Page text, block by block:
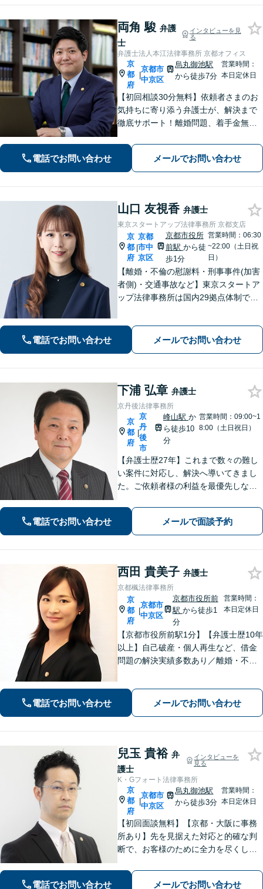
両角 駿 弁護
士
インタビューを見
る
弁護士法人本江法律事務所 京都オフィス
京
都
府
|
京都市
中京区
烏丸御池駅
から徒歩7分
営業時間：
本日定休日
【初回相談30分無料】依頼者さまのお
気持ちに寄り添う弁護士が、解決まで
徹底サポート！離婚問題、着手金無料
権回収、自首サポートに注力する刑事
事件など【烏丸御池駅7分】
電話でお問い合わせ メールでお問い合わせ
山口 友視香 弁護士
東京スタートアップ法律事務所 京都支店
京
都
府
|
京都
市中
京区
京都市役所
前駅 から徒
歩1分
営業時間：06:30
~22:00（土日祝
日）
【離婚・不倫の慰謝料・刑事事件(加害
者側)・交通事故など】東京スタートア
ップ法律事務所は国内29拠点体制で全
専門性の高い弁護士が寄り添い解決を
サポートします。
電話でお問い合わせ メールでお問い合わせ
下浦 弘章 弁護士
京丹後法律事務所
京
都
府
|
京
丹
後
市
峰山駅 か
ら徒歩10
分
営業時間：09:00~1
8:00（土日祝日）
【弁護士歴27年】これまで数々の難し
い案件に対応し、解決へ導いてきまし
た。ご依頼者様の利益を最優先しなが
う、柔軟かつ粘り強い姿勢で問題解決
に取り組みます。【峰山駅から徒歩圏
内】【兵庫県北部エリアも対応】
電話でお問い合わせ メールで面談予約
西田 貴美子 弁護士
京都楓法律事務所
京
都
府
|
京都市
中京区
京都市役所前
駅 から徒歩1
分
営業時間：
本日定休日
【京都市役所前駅1分】【弁護士歴10年
以上】自己破産・個人再生など、借金
問題の解決実績多数あり／離婚・不貞
みでもお気軽にご利用ください】
電話でお問い合わせ メールでお問い合わせ
兒玉 貴裕 弁
護士
インタビューを
見る
K・Gフォート法律事務所
京
都
府
|
京都市
中京区
烏丸御池駅
から徒歩3分
営業時間：
本日定休日
【初回面談無料】【京都・大阪に事務
所あり】先を見据えた対応と的確な判
断で、お客様のために全力を尽くしま
（要予約）。
電話でお問い合わせ メールでお問い合わせ